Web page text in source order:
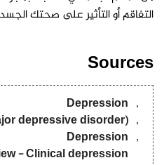
التفاقم أو التأثير على صحتك
Sources
Depression
depressive disorder)
Depression
- Clinical depression